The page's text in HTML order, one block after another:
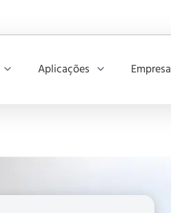
Aplicações Empresa